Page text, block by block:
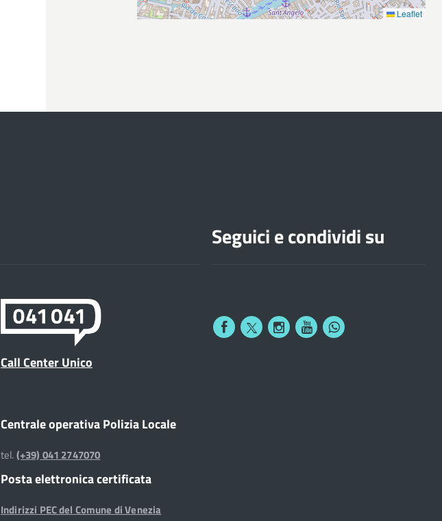
Leaflet
Call Center Unico
Centrale operativa Polizia Locale
tel.(+39) 041 2747070
Posta elettronica certificata
Indirizzi PEC del Comune di Venezia
Seguici e condividi su